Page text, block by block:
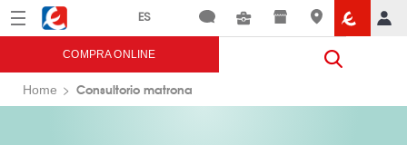
Menú Eroski
COMPRA ONLINE
Home Consultorio matrona